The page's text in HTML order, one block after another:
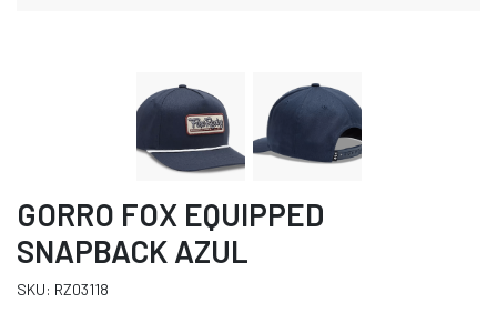
GORRO FOX EQUIPPED
SNAPBACK AZUL
SKU: RZ03118